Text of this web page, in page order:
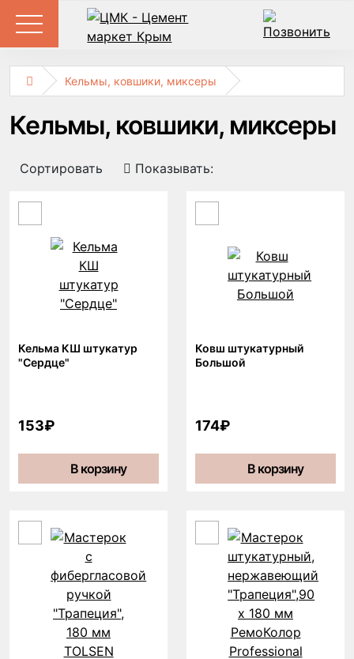
Кельмы, ковшики, миксеры
Кельмы, ковшики, миксеры
Сортировать Показывать:
Кельма КШ штукатур
"Сердце"
153₽
В корзину
Ковш штукатурный
Большой
174₽
В корзину